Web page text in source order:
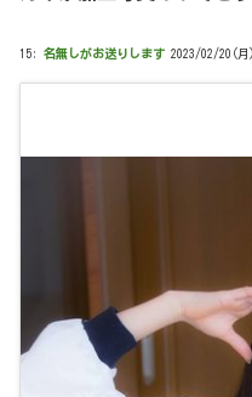
15: 名無しがお送りします 2023/02/20(月